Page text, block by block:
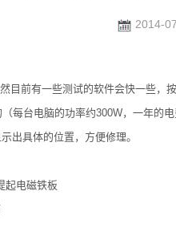
2014-
目前有一些测试的软件会快一些
每台电脑的功率约300W，一年
出具体的位置，方便修理。
电磁铁板